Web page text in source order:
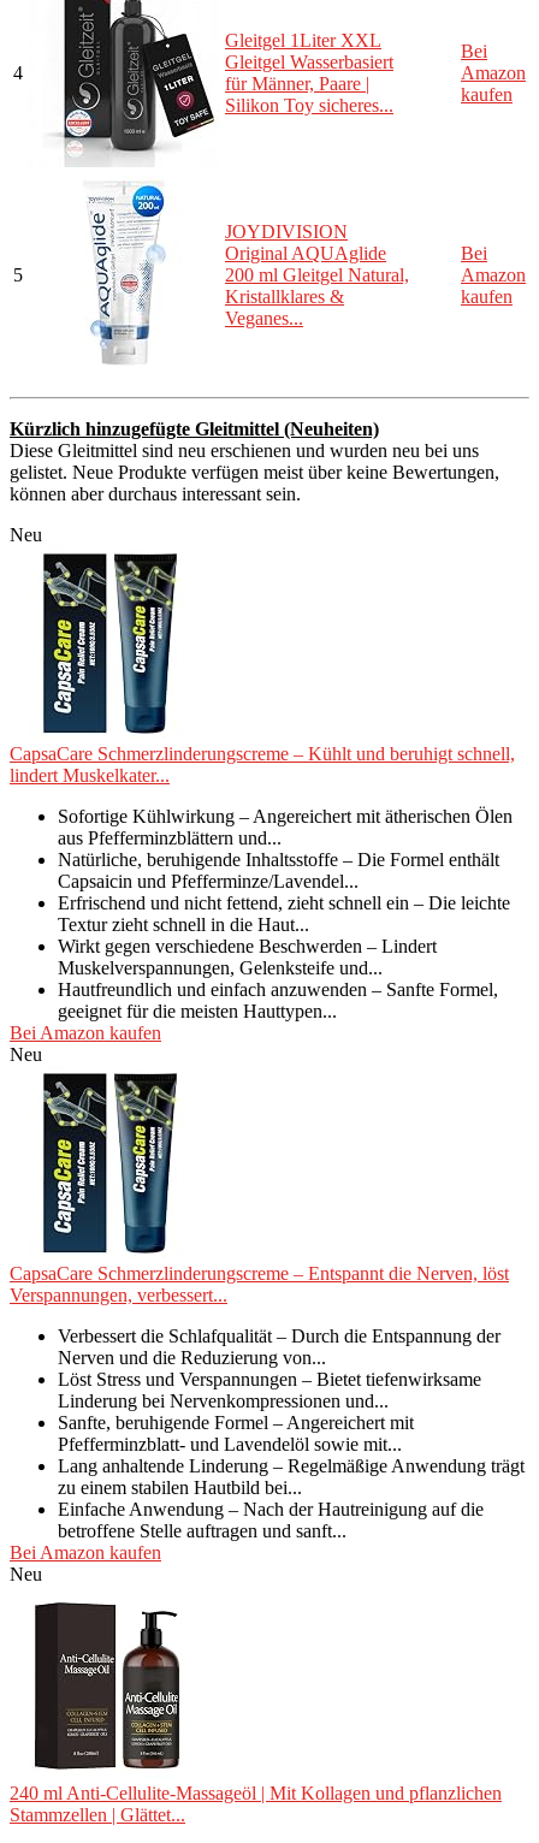
4
Gleitgel 1Liter XXL
Gleitgel Wasserbasiert
für Männer, Paare |
Silikon Toy sicheres...
Bei
Amazon
kaufen
5
JOYDIVISION
Original AQUAglide
200 ml Gleitgel Natural,
Kristallklares &
Veganes...
Bei
Amazon
kaufen
Kürzlich hinzugefügte Gleitmittel (Neuheiten)
Diese Gleitmittel sind neu erschienen und wurden neu bei uns
gelistet. Neue Produkte verfügen meist über keine Bewertungen,
können aber durchaus interessant sein.
Neu
CapsaCare Schmerzlinderungscreme – Kühlt und beruhigt schnell,
lindert Muskelkater...
Sofortige Kühlwirkung – Angereichert mit ätherischen Ölen
aus Pfefferminzblättern und...
Natürliche, beruhigende Inhaltsstoffe – Die Formel enthält
Capsaicin und Pfefferminze/Lavendel...
Erfrischend und nicht fettend, zieht schnell ein – Die leichte
Textur zieht schnell in die Haut...
Wirkt gegen verschiedene Beschwerden – Lindert
Muskelverspannungen, Gelenksteife und...
Hautfreundlich und einfach anzuwenden – Sanfte Formel,
geeignet für die meisten Hauttypen...
Bei Amazon kaufen
Neu
CapsaCare Schmerzlinderungscreme – Entspannt die Nerven, löst
Verspannungen, verbessert...
Verbessert die Schlafqualität – Durch die Entspannung der
Nerven und die Reduzierung von...
Löst Stress und Verspannungen – Bietet tiefenwirksame
Linderung bei Nervenkompressionen und...
Sanfte, beruhigende Formel – Angereichert mit
Pfefferminzblatt- und Lavendelöl sowie mit...
Lang anhaltende Linderung – Regelmäßige Anwendung trägt
zu einem stabilen Hautbild bei...
Einfache Anwendung – Nach der Hautreinigung auf die
betroffene Stelle auftragen und sanft...
Bei Amazon kaufen
Neu
240 ml Anti-Cellulite-Massageöl | Mit Kollagen und pflanzlichen
Stammzellen | Glättet...